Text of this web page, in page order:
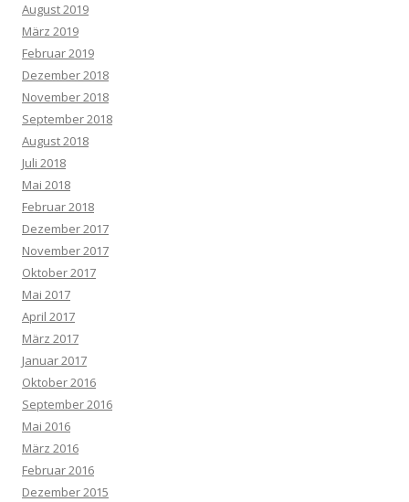
August 2019
März 2019
Februar 2019
Dezember 2018
November 2018
September 2018
August 2018
Juli 2018
Mai 2018
Februar 2018
Dezember 2017
November 2017
Oktober 2017
Mai 2017
April 2017
März 2017
Januar 2017
Oktober 2016
September 2016
Mai 2016
März 2016
Februar 2016
Dezember 2015